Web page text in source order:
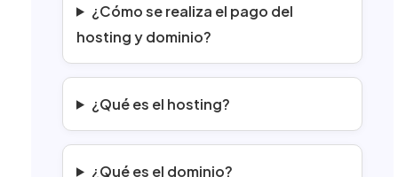
¿Cómo se realiza el pago del
hosting y dominio?
¿Qué es el hosting?
¿Qué es el dominio?